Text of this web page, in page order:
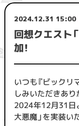
2024.12.31 15:00
回想クエスト
加！
いつも『ビックリ
しみいただきあり
2024年12月31日
大悪魔」を実装い